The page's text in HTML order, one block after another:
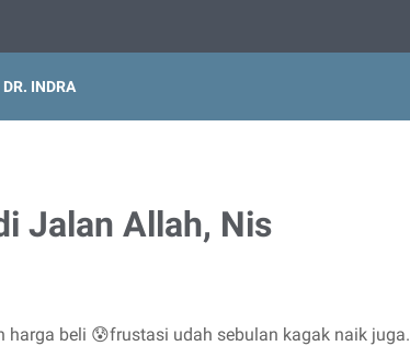
INDRA
Jalan Allah, Nis
harga beli 😰frustasi udah sebulan kagak naik juga.